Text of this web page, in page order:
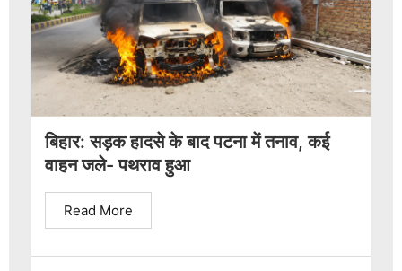
बिहार: सड़क हादसे के बाद पटना में तनाव, कई
वाहन जले- पथराव हुआ
Read More